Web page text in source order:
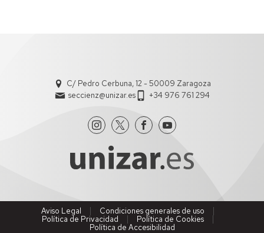
C/ Pedro Cerbuna, 12 - 50009 Zaragoza
seccienz@unizar.es
+34 976 761 294
Aviso Legal
Condiciones generales de uso
Política de Privacidad
Política de Cookies
Política de Accesibilidad